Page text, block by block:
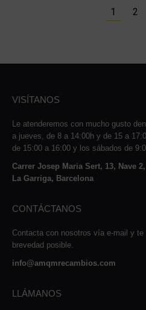
1 2
VISÍTANOS
Le atenderemos con mucho gusto
a jueves, de 8 a 14:00h y de 15 a
de 15:00 a 16:00 y los sábados de
Carrer Josep Maria Sert, 13, Nave
La Garriga, Barcelona
CONTÁCTANOS
Contacta con nosotros vía e-mail y
brevedad posible.
info@amqmrecambios.com
LLÁMANOS